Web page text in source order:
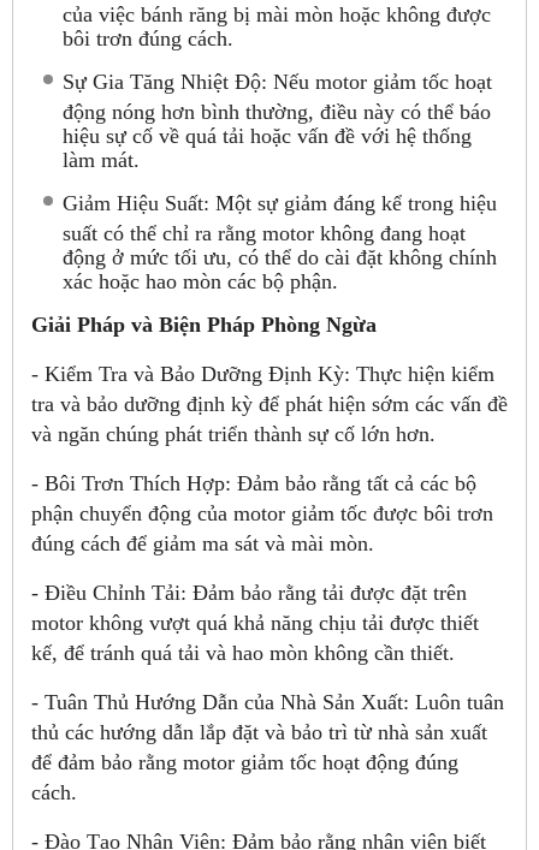
của việc bánh răng bị mài mòn hoặc không được
bôi trơn đúng cách.
Sự Gia Tăng Nhiệt Độ: Nếu motor giảm tốc hoạt
động nóng hơn bình thường, điều này có thể báo
hiệu sự cố về quá tải hoặc vấn đề với hệ thống
làm mát.
Giảm Hiệu Suất: Một sự giảm đáng kể trong hiệu
suất có thể chỉ ra rằng motor không đang hoạt
động ở mức tối ưu, có thể do cài đặt không chính
xác hoặc hao mòn các bộ phận.
Giải Pháp và Biện Pháp Phòng Ngừa
- Kiểm Tra và Bảo Dưỡng Định Kỳ: Thực hiện kiểm
tra và bảo dưỡng định kỳ để phát hiện sớm các vấn đề
và ngăn chúng phát triển thành sự cố lớn hơn.
- Bôi Trơn Thích Hợp: Đảm bảo rằng tất cả các bộ
phận chuyển động của motor giảm tốc được bôi trơn
đúng cách để giảm ma sát và mài mòn.
- Điều Chỉnh Tải: Đảm bảo rằng tải được đặt trên
motor không vượt quá khả năng chịu tải được thiết
kế, để tránh quá tải và hao mòn không cần thiết.
- Tuân Thủ Hướng Dẫn của Nhà Sản Xuất: Luôn tuân
thủ các hướng dẫn lắp đặt và bảo trì từ nhà sản xuất
để đảm bảo rằng motor giảm tốc hoạt động đúng
cách.
- Đào Tạo Nhân Viên: Đảm bảo rằng nhân viên biết